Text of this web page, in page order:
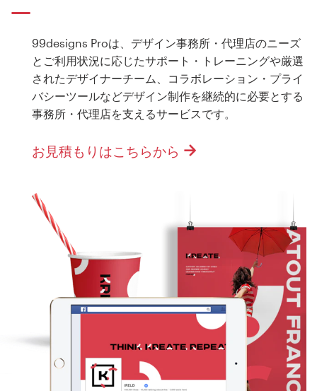
99designs Proは、デザイン事務所・代理店のニーズ
とご利用状況に応じたサポート・トレーニングや厳選
されたデザイナーチーム、コラボレーション・プライ
バシーツールなどデザイン制作を継続的に必要とする
事務所・代理店を支えるサービスです。
お見積もりはこちらから